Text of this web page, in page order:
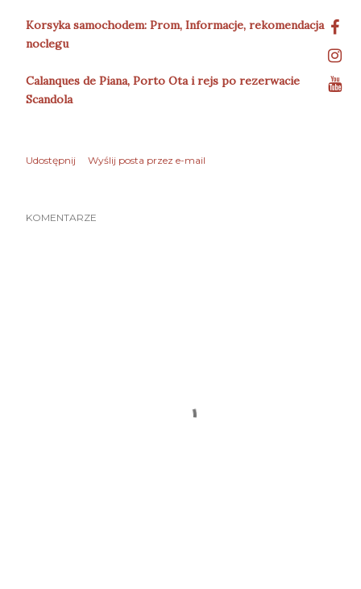
Korsyka samochodem: Prom, Informacje, rekomendacja
noclegu
Calanques de Piana, Porto Ota i rejs po rezerwacie
Scandola
Udostępnij Wyślij posta przez e-mail
KOMENTARZE